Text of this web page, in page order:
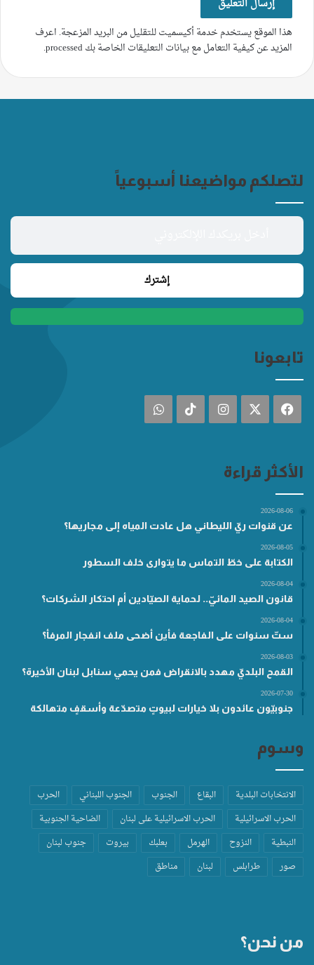
هذا الموقع يستخدم خدمة أكيسميت للتقليل من البريد المزعجة. اعرف
المزيد عن كيفية التعامل مع بيانات التعليقات الخاصة بك processed
.
لتصلكم مواضيعنا أسبوعياً
تابعونا
فيسبوك انستقرام ‫TikTokواتساب
الأكثر قراءة
2026-08-06
عن قنوات ريّ الليطاني هل عادت المياه إلى مجاريها؟
2026-08-05
الكتابة على خطّ التماس ما يتوارى خلف السطور
2026-08-04
قانون الصيد المائيّ.. لحماية الصيّادين أم احتكار الشركات؟
2026-08-04
ستّ سنوات على الفاجعة فأين أضحى ملف انفجار المرفأ؟
2026-08-03
القمح البلديّ مهدد بالانقراض فمن يحمي سنابل لبنان الأخيرة؟
2026-07-30
جنوبيّون عائدون بلا خيارات لبيوتٍ متصدّعة وأسقفٍ متهالكة
وسوم
الانتخابات البلدية البقاع الجنوب الجنوب اللبناني
الحرب
الحرب الاسرائيلية
الحرب الاسرائيلية على لبنان
الضاحية الجنوبية
النبطية
النزوح الهرمل بعلبك بيروت
جنوب لبنان
صور
طرابلس لبنان مناطق
من نحن؟